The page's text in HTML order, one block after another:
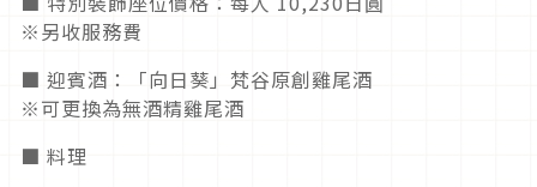
※另收服務費
■ 迎賓酒：「向日葵」梵谷原創雞尾酒
※可更換為無酒精雞尾酒
■ 料理